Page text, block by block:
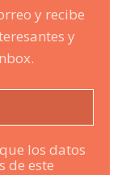
y recibe
y
los datos
de este